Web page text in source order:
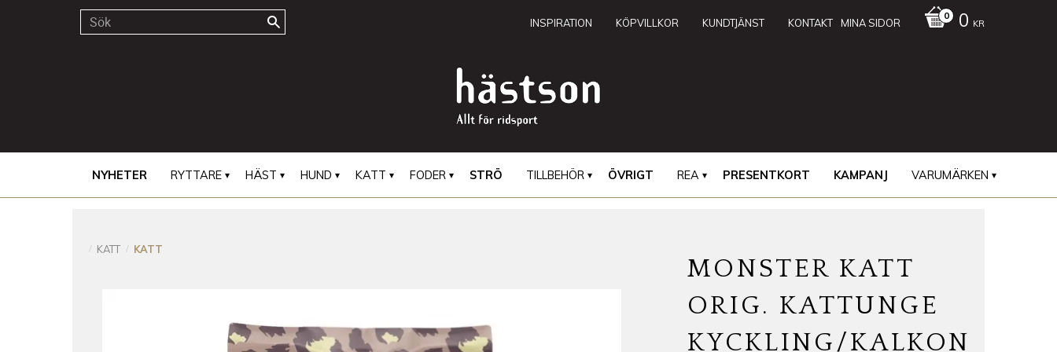
MINA SIDOR
KONTAKT
KUNDTJÄNST
KÖPVILLKOR
INSPIRATION 0 KR
NYHETER RYTTARE HÄST HUND KATT FODER STRÖ TILLBEHÖR ÖVRIGT REA PRESENTKORT KAMPANJ VARUMÄRKEN
KATT KATT
MONSTER KATT
ORIG. KATTUNGE
KYCKLING/KALKON